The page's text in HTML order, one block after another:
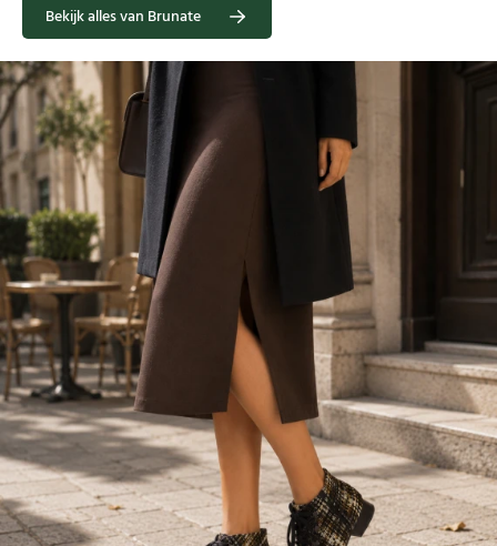
Bekijk alles van Brunate